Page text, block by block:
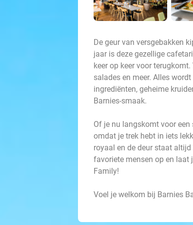
De geur van versgebakken
jaar is deze gezellige
keer op keer voor
salades en meer. Alles
ingrediënten, geheime
Barnies-smaak.
Of je nu langskomt voor
omdat je trek hebt in iets
royaal en de deur staat
favoriete mensen op en laat
Family!
Voel je welkom bij Barnies